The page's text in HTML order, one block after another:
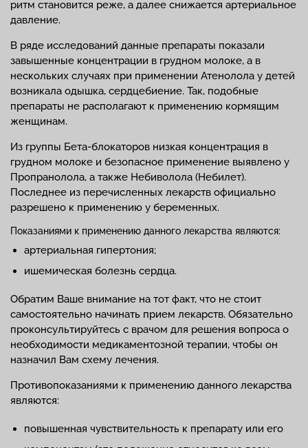
ритм становится реже, а далее снижается артериальное
давление.
В ряде исследований данные препараты показали
завышенные концентрации в грудном молоке, а в
нескольких случаях при применении Атенолола у детей
возникала одышка, сердцебиение. Так, подобные
препараты не располагают к применению кормящим
женщинам.
Из группы Бета-блокаторов низкая концентрация в
грудном молоке и безопасное применение выявлено у
Пропранолола, а также Небиволола (Небилет).
Последнее из перечисленных лекарств официально
разрешено к применению у беременных.
Показаниями к применению данного лекарства являются:
артериальная гипертония;
ишемическая болезнь сердца.
Обратим Ваше внимание на тот факт, что не стоит
самостоятельно начинать прием лекарств. Обязательно
проконсультируйтесь с врачом для решения вопроса о
необходимости медикаментозной терапии, чтобы он
назначил Вам схему лечения.
Противопоказаниями к применению данного лекарства
являются:
повышенная чувствительность к препарату или его